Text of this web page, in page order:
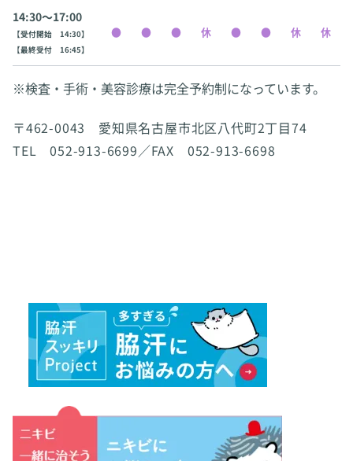
14:30〜17:00
【受付開始 14:30】
【最終受付 16:45】
※検査・手術・美容診療は完全予約制になっています。
〒462-0043 愛知県名古屋市北区八代町2丁目74
TEL 052-913-6699／FAX 052-913-6698